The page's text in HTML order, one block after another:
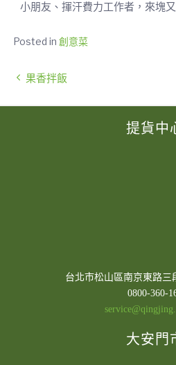
小朋友、揮汗費力工作者，來塊
Posted in 創意菜
果香拌飯
提貨中
台北市松山區南京東路三
0800-360-
大安門